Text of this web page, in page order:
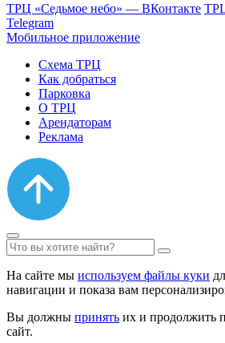
ТРЦ «Седьмое небо» — ВКонтакте
Telegram
Мобильное приложение
Схема ТРЦ
Как добраться
Парковка
О ТРЦ
Арендаторам
Реклама
На сайте мы используем файлы куки
навигации и показа вам
Вы должны принять их и продолжить
сайт.